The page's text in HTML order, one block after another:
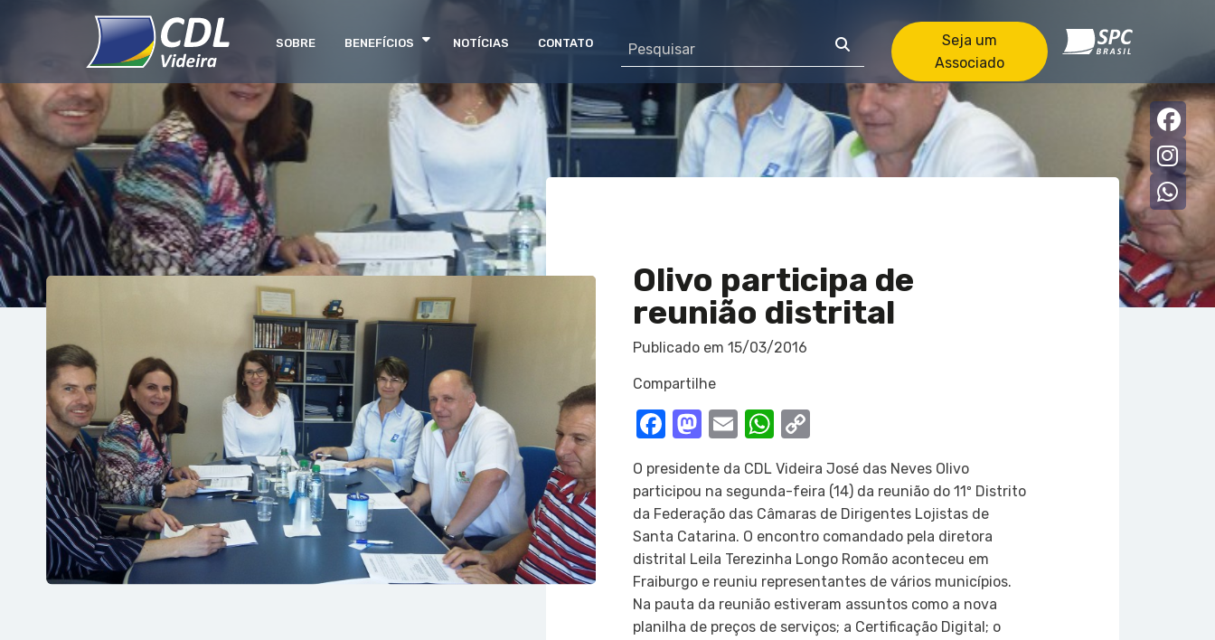
SOBRE BENEFÍCIOS NOTÍCIAS CONTATO
Seja um
Associado
Olivo participa de
reunião distrital
Publicado em 15/03/2016
Compartilhe
Facebook
Mastodon
EmailWhatsApp
Copy
O presidente da CDL Videira José das Neves Olivo
participou na segunda-feira (14) da reunião do 11º Distrito
da Federação das Câmaras de Dirigentes Lojistas de
Santa Catarina. O encontro comandado pela diretora
distrital Leila Terezinha Longo Romão aconteceu em
Fraiburgo e reuniu representantes de vários municípios.
Na pauta da reunião estiveram assuntos como a nova
planilha de preços de serviços; a Certificação Digital; o